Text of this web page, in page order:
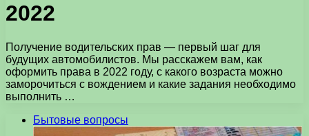
2022
Получение водительских прав — первый шаг для
будущих автомобилистов. Мы расскажем вам, как
оформить права в 2022 году, с какого возраста можно
заморочиться с вождением и какие задания необходимо
выполнить …
Бытовые вопросы